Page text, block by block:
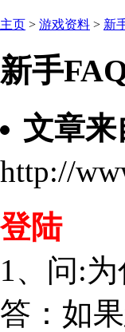
主页 > 游戏资料 > 新
新手
文章来
http://
登陆
1、问:
答：如